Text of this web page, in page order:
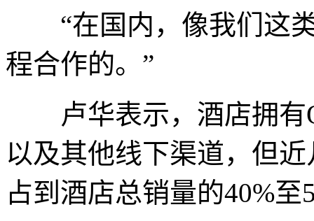
“在国内，像我们这类
程合作的。”
卢华表示，酒店拥有
以及其他线下渠道，但
占到酒店总销量的40%至